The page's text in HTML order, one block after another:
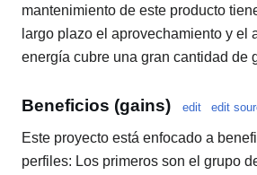
mantenimiento de este producto
largo plazo el aprovechamiento y el
energía cubre una gran cantidad de
Beneficios (gains) edit edit
Este proyecto está enfocado a
perfiles: Los primeros son el grupo